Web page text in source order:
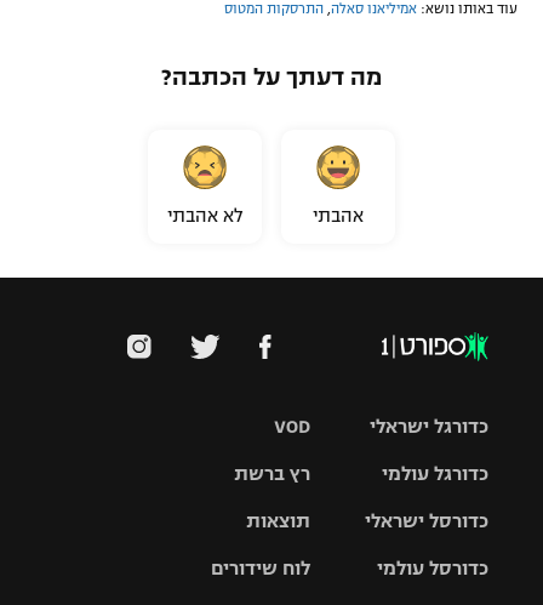
עוד באותו נושא: אמיליאנו סאלה, התרסקות המטוס
מה דעתך על הכתבה?
אהבתי לא אהבתי
VOD
רץ ברשת
תוצאות
לוח שידורים
כדורגל ישראלי
כדורגל עולמי
האלופות
כדורסל ישראלי
כדורסל עולמי